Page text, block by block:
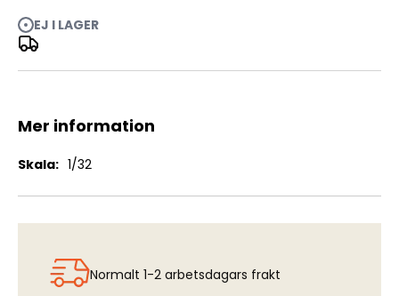
EJ I LAGER
Mer information
Mer
1/32
Normalt 1-2 arbetsdagars frakt